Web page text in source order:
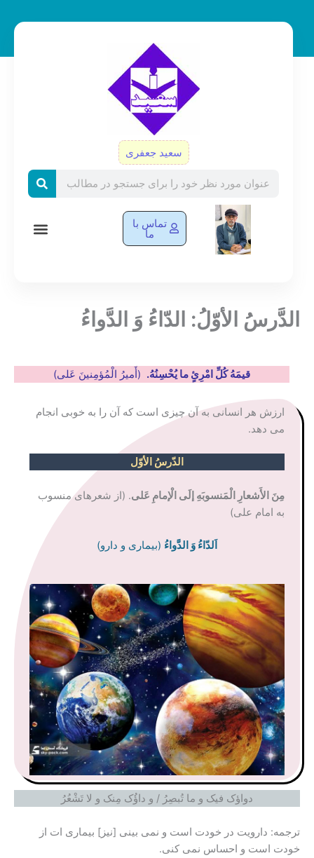
سعید جعفری
تماس با
ما
الدَّرسُ الأوّلُ: الدّاءُ وَ الدَّواءُ
قیمَهُ کُلِّ امْرِئٍ ما یُحْسِنُهُ. (أَمیرُ الْمُؤمِنینَ عَلی)
ارزش هر انسانی به آن چیزی است که آن را به خوبی انجام
می دهد.
الدّرسُ الأوّل
مِنَ الأَشعارِ الْمَنسوبَهِ إلَی الْإمامِ عَلی. (از شعرهای منسوب
به امام علی)
اَلدّاءُ وَ الدَّواءُ (بیماری و دارو)
دواؤک فیک و ما تُبصِرُ / و داؤُک مِنک و لا تَشْعُرُ
ترجمه: دارویت در خودت است و نمی بینی [نیز] بیماری ات از
خودت است و احساس نمی کنی.